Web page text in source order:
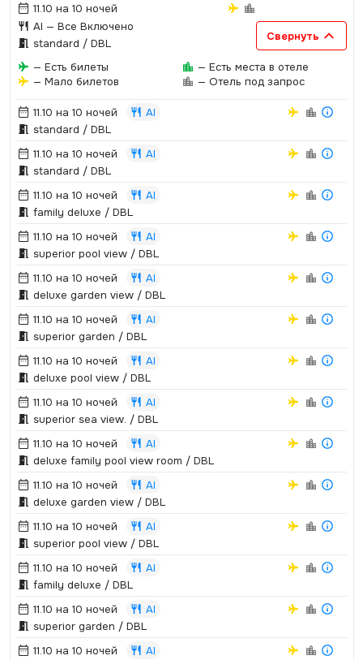
11.10 на 10 ночей
AI — Все Включено
standard / DBL
Свернуть
— Есть билеты
— Мало билетов
— Есть места в отеле
— Отель под запрос
11.10 на 10 ночей
AI
standard / DBL
11.10 на 10 ночей
AI
standard / DBL
11.10 на 10 ночей
AI
family deluxe / DBL
11.10 на 10 ночей
AI
superior pool view / DBL
11.10 на 10 ночей
AI
deluxe garden view / DBL
11.10 на 10 ночей
AI
superior garden / DBL
11.10 на 10 ночей
AI
deluxe pool view / DBL
11.10 на 10 ночей
AI
superior sea view.­ / DBL
11.10 на 10 ночей
AI
deluxe family pool view room / DBL
11.10 на 10 ночей
AI
deluxe garden view / DBL
11.10 на 10 ночей
AI
superior pool view / DBL
11.10 на 10 ночей
AI
family deluxe / DBL
11.10 на 10 ночей
AI
superior garden / DBL
11.10 на 10 ночей
AI